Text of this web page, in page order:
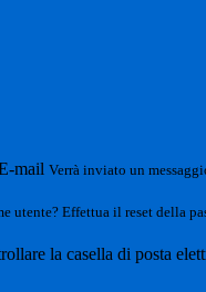
mail Verrà inviato un
utente? Effettua il reset della
la casella di posta